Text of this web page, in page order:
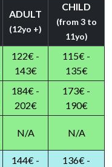
ADULT
(12yo +)
CHILD
(from 3 to
11yo)
122€ -
143€
115€ -
135€
184€ -
202€
173€ -
190€
N/A N/A
144€ -
136€ -